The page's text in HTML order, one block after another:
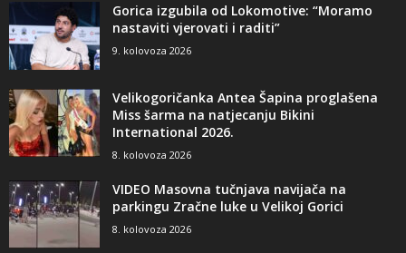
Gorica izgubila od Lokomotive: “Moramo
nastaviti vjerovati i raditi”
9. kolovoza 2026
Velikogoričanka Antea Šapina proglašena
Miss šarma na natjecanju Bikini
International 2026.
8. kolovoza 2026
VIDEO Masovna tučnjava navijača na
parkingu Zračne luke u Velikoj Gorici
8. kolovoza 2026